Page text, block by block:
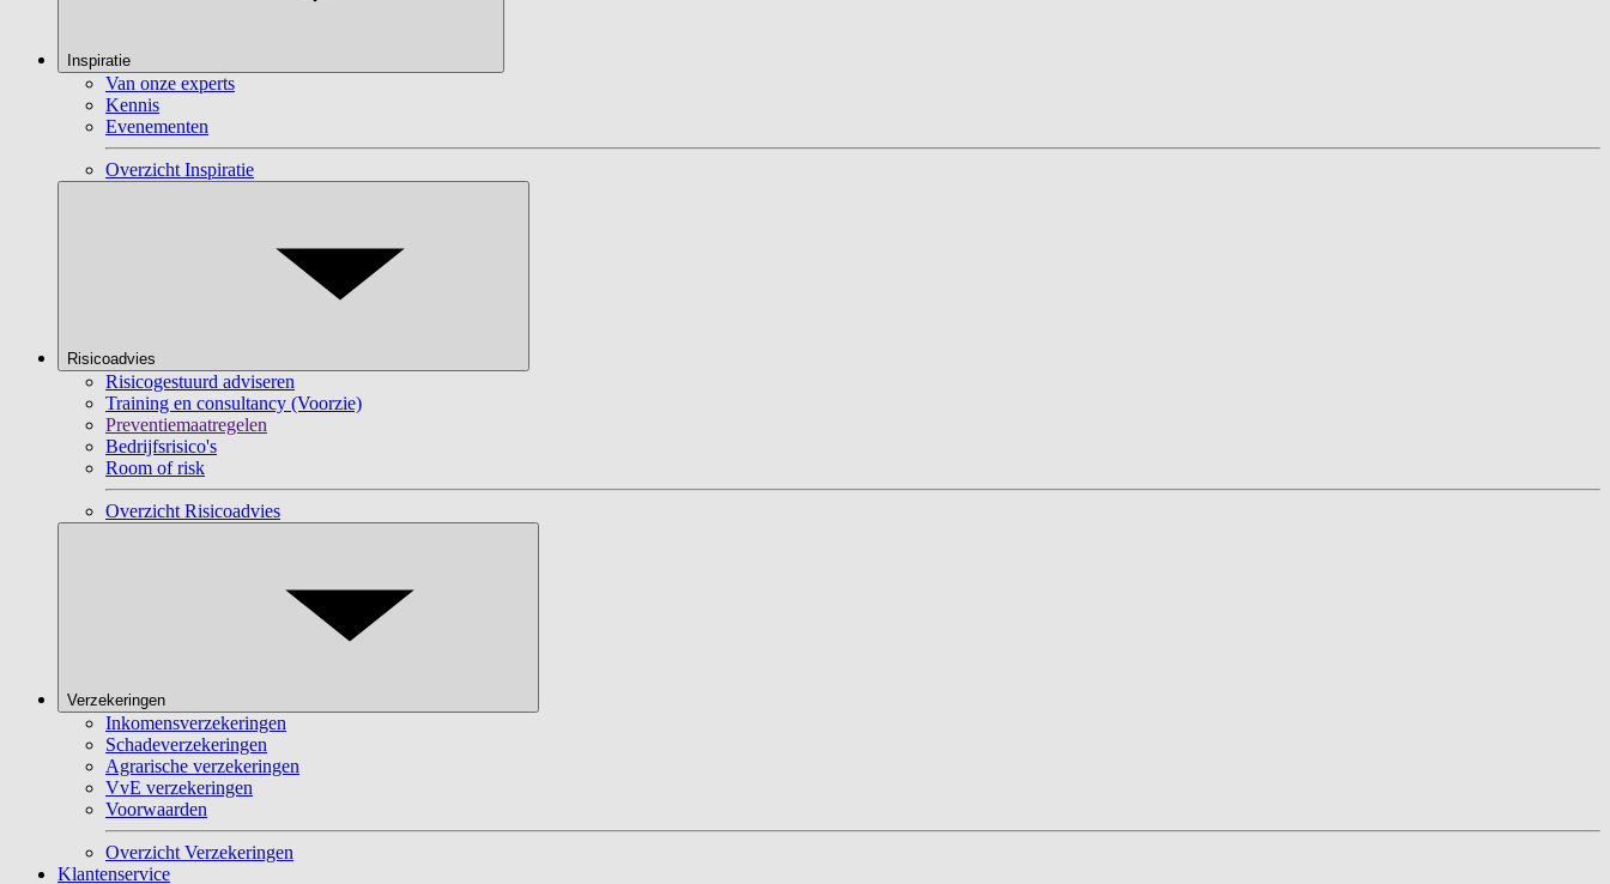
Inspiratie
Van onze experts
Kennis
Evenementen
Overzicht Inspiratie
Risicoadvies
Risicogestuurd adviseren
Training en consultancy (Voorzie)
Preventiemaatregelen
Bedrijfsrisico's
Room of risk
Overzicht Risicoadvies
Verzekeringen
Inkomensverzekeringen
Schadeverzekeringen
Agrarische verzekeringen
VvE verzekeringen
Voorwaarden
Overzicht Verzekeringen
Klantenservice